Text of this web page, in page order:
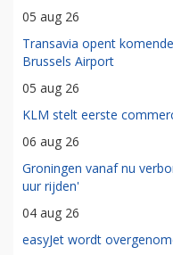
05 aug 26
Transavia opent
Brussels Airport
05 aug 26
KLM stelt eerste
06 aug 26
Groningen vanaf nu
uur rijden'
04 aug 26
easyJet wordt